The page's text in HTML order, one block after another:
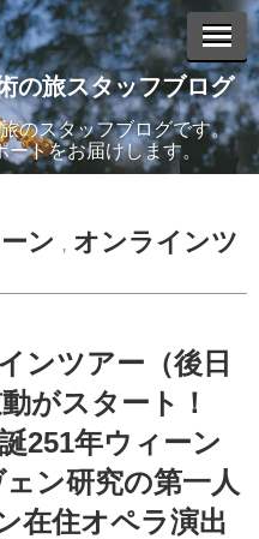
の旅スタッフブログ
のスタッフブログです。
トをお届けします。
ン , オンラインツ
ンツアー（後日
がスタート！
251年ウィーン
ン研究の第一人
在住オペラ演出
い感動の8演目！ 11/21(金)
26開幕！
あふれる珠玉の20演目を一挙
ンコール2025」今年も東京・
催決定！